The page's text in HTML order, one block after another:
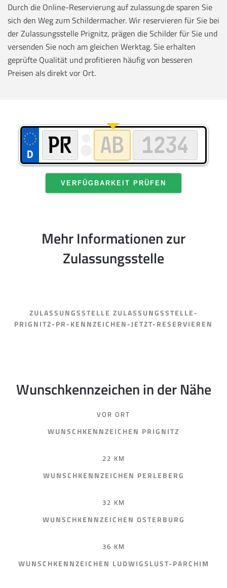
Durch die Online-Reservierung auf zulassung.de sparen Sie
sich den Weg zum Schildermacher. Wir reservieren für Sie bei
der Zulassungsstelle Prignitz, prägen die Schilder für Sie und
versenden Sie noch am gleichen Werktag. Sie erhalten
geprüfte Qualität und profitieren häufig von besseren
Preisen als direkt vor Ort.
VERFÜGBARKEIT PRÜFEN
Mehr Informationen zur
Zulassungsstelle
ZULASSUNGSSTELLE ZULASSUNGSSTELLE-
PRIGNITZ-PR-KENNZEICHEN-JETZT-RESERVIEREN
Wunschkennzeichen in der Nähe
VOR ORT
WUNSCHKENNZEICHEN PRIGNITZ
22 KM
WUNSCHKENNZEICHEN PERLEBERG
32 KM
WUNSCHKENNZEICHEN OSTERBURG
36 KM
WUNSCHKENNZEICHEN LUDWIGSLUST-PARCHIM